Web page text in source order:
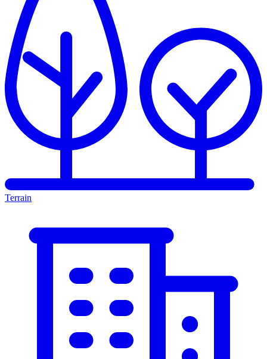
Terrain